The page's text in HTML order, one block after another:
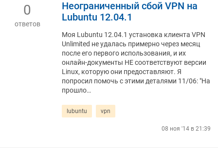
0
ответов
Неограниченный сбой VPN на
Lubuntu 12.04.1
Моя Lubuntu 12.04.1 установка клиента VPN
Unlimited не удалась примерно через месяц
после его первого использования, и их
онлайн-документы НЕ соответствуют версии
Linux, которую они предоставляют. Я
попросил помочь с этими деталями 11/06: "На
прошло…
lubuntu vpn
08 ноя '14 в 21:39